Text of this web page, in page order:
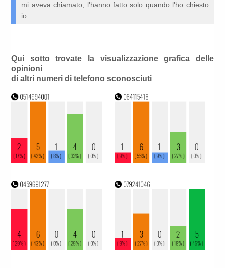
mi aveva chiamato, l'hanno fatto solo quando l'ho chiesto
io.
Qui sotto trovate la visualizzazione grafica delle
opinioni
di altri numeri di telefono sconosciuti